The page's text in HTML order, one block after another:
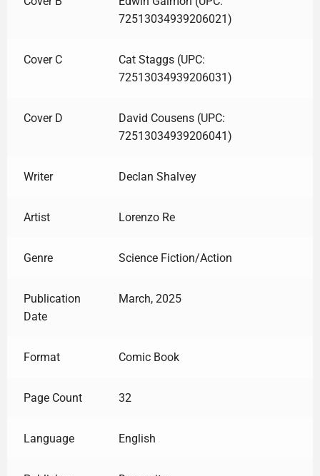
72513034939206021)
Cover C
Cat Staggs (UPC:
72513034939206031)
Cover D
David Cousens (UPC:
72513034939206041)
Writer Declan Shalvey
Artist Lorenzo Re
Genre Science Fiction/Action
Publication
Date
March, 2025
Format Comic Book
Page Count 32
Language English